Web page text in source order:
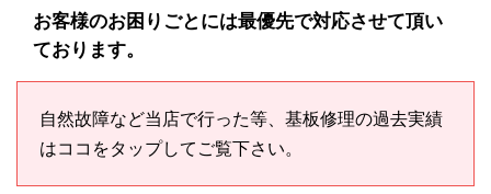
お客様のお困りごとには最優先で対応させて頂い
ております。
自然故障など当店で行った等、基板修理の過去実績
はココをタップしてご覧下さい。